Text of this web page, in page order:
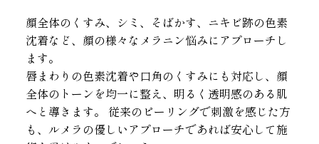
顔全体のくすみ、シミ、そばかす、ニキビ跡の色素
沈着など、顔の様々なメラニン悩みにアプローチし
ます。
唇まわりの色素沈着や口角のくすみにも対応し、顔
全体のトーンを均一に整え、明るく透明感のある肌
へと導きます。 従来のピーリングで刺激を感じた方
も、ルメラの優しいアプローチであれば安心して施